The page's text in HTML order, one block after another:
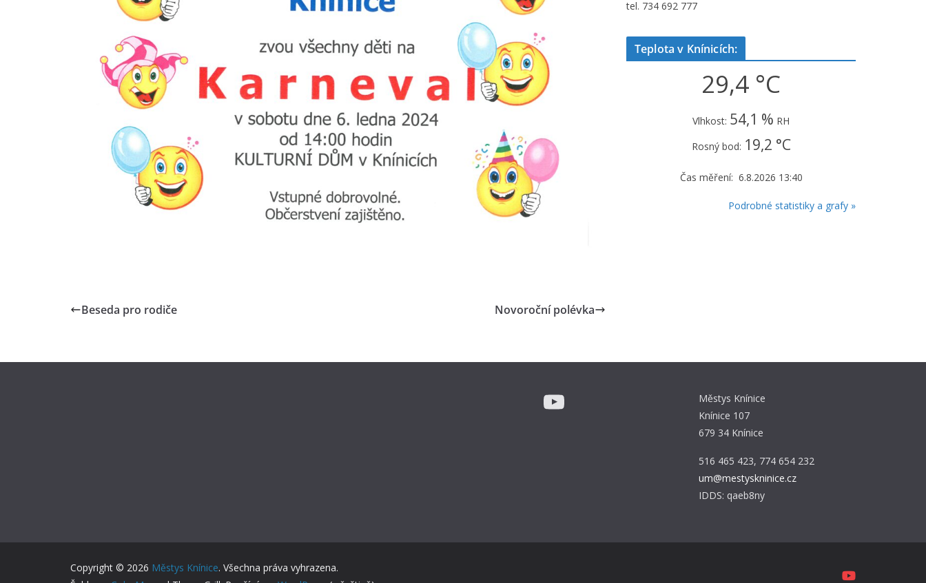
Beseda pro rodiče Novoroční polévka
tel. 734 692 777
Teplota v Knínicích:
29,4 °C
Vlhkost: 54,1 % RH
Rosný bod: 19,2 °C
Čas měření: 6.8.2026 13:40
Podrobné statistiky a grafy »
YouTube
Městys Knínice
Knínice 107
679 34 Knínice
516 465 423, 774 654 232
um@mestyskninice.cz
IDDS: qaeb8ny
Copyright © 2026 Městys Knínice. Všechna práva vyhrazena.